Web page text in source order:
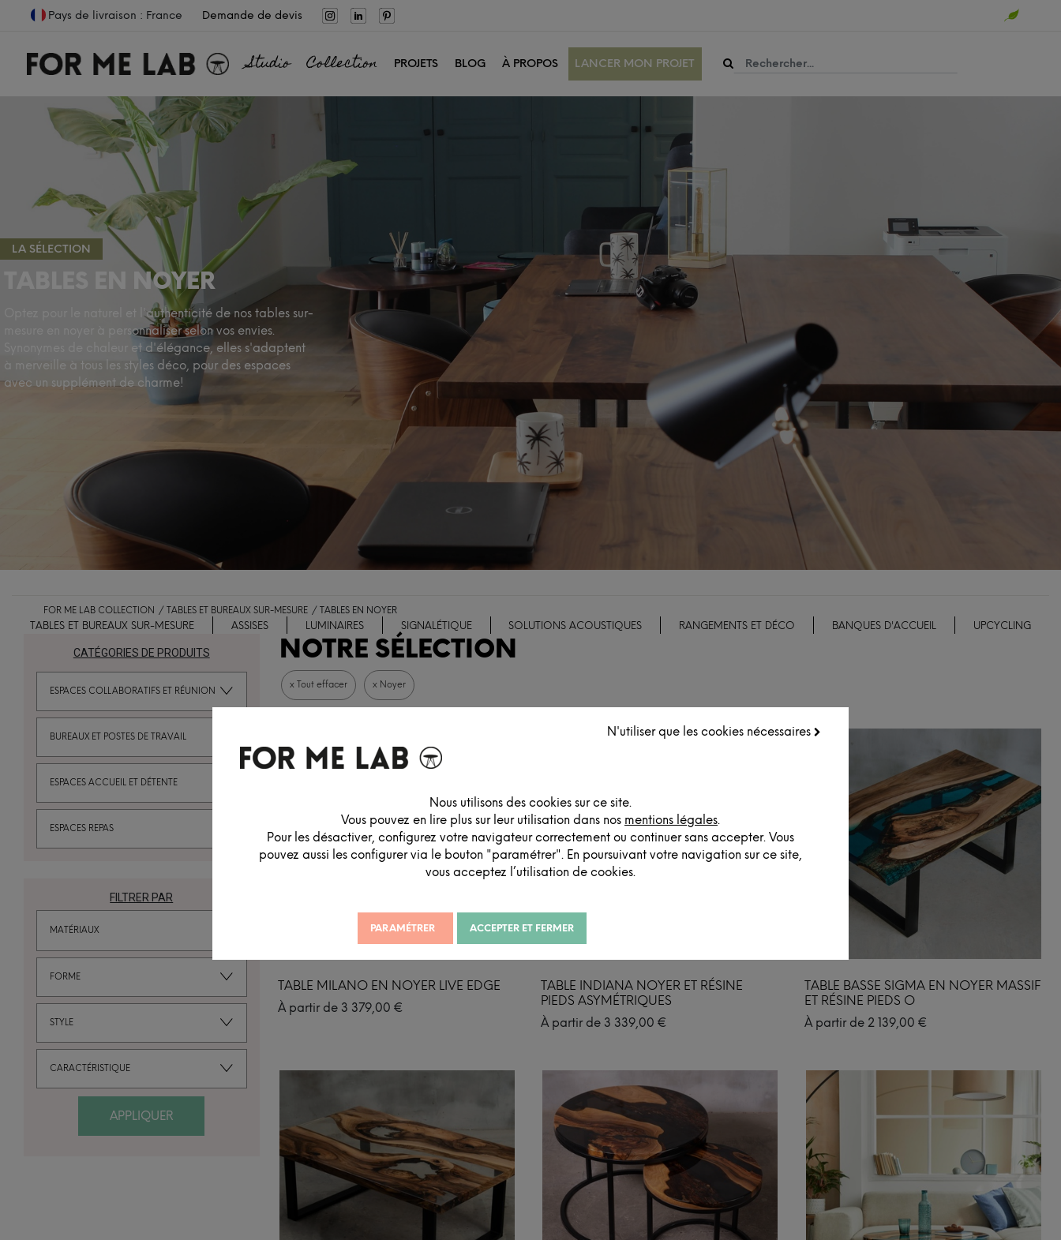
N'utiliser que les cookies nécessaires
Nous utilisons des cookies sur ce site.
Vous pouvez en lire plus sur leur utilisation dans nos mentions légales.
Pour les désactiver, configurez votre navigateur correctement ou continuer sans accepter. Vous
pouvez aussi les configurer via le bouton "paramétrer". En poursuivant votre navigation sur ce site,
vous acceptez l’utilisation de cookies.
PARAMÉTRER ACCEPTER ET FERMER
Pays de livraison : France Demande de devis
Studio Collection PROJETS BLOG À PROPOS LANCER MON PROJET
LA SÉLECTION
TABLES EN NOYER
Optez pour le naturel et l'authenticité de nos tables sur-
mesure en noyer à personnaliser selon vos envies.
Synonymes de chaleur et d'élégance, elles s'adaptent
à merveille à tous les styles déco, pour des espaces
avec un supplément de charme!
FOR ME LAB COLLECTION TABLES ET BUREAUX SUR-MESURE TABLES EN NOYER
TABLES ET BUREAUX SUR-MESURE ASSISES LUMINAIRES SIGNALÉTIQUE SOLUTIONS ACOUSTIQUES RANGEMENTS ET DÉCO BANQUES D'ACCUEIL UPCYCLING
CATÉGORIES DE PRODUITS
ESPACES COLLABORATIFS ET RÉUNION
BUREAUX ET POSTES DE TRAVAIL
ESPACES ACCUEIL ET DÉTENTE
ESPACES REPAS
FILTRER PAR
MATÉRIAUX
FORME
STYLE
CARACTÉRISTIQUE
APPLIQUER
NOTRE SÉLECTION
x Tout effacer x Noyer
TABLE MILANO EN NOYER LIVE EDGE
À partir de 3 379,00 €
TABLE INDIANA NOYER ET RÉSINE
PIEDS ASYMÉTRIQUES
À partir de 3 339,00 €
TABLE BASSE SIGMA EN NOYER MASSIF
ET RÉSINE PIEDS O
À partir de 2 139,00 €